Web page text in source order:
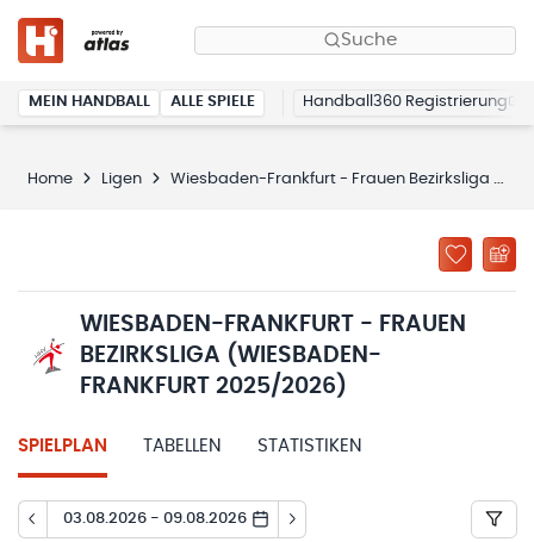
Suche
MEIN HANDBALL ALLE SPIELE Handball360 Registrierung
Home Ligen Wiesbaden-Frankfurt - Frauen Bezirksliga (Wiesbaden-Frankfurt 2025/2026)
WIESBADEN-FRANKFURT - FRAUEN
BEZIRKSLIGA (WIESBADEN-
FRANKFURT 2025/2026)
SPIELPLAN TABELLEN STATISTIKEN
03.08.2026 - 09.08.2026